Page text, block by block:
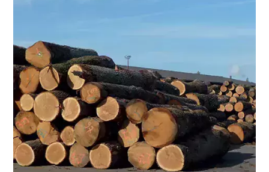
Autre
Vos disponibilités